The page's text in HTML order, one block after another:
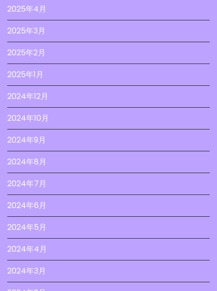
2025年4月
2025年3月
2025年2月
2025年1月
2024年12月
2024年10月
2024年9月
2024年8月
2024年7月
2024年6月
2024年5月
2024年4月
2024年3月